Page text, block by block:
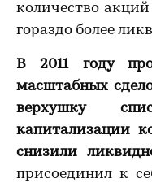
количество
гораздо более
В 2011 году
масштабных
верхушку
капитализации
снизили
присоединил к